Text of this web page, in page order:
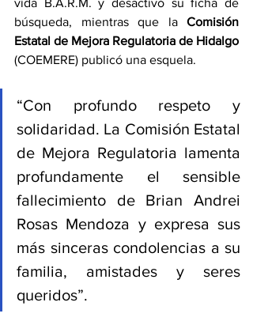
vida B.A.R.M. y desactivó su ficha de
búsqueda, mientras que la Comisión
Estatal de Mejora Regulatoria de Hidalgo
(COEMERE) publicó una esquela.
“Con profundo respeto y
solidaridad. La Comisión Estatal
de Mejora Regulatoria lamenta
profundamente el sensible
fallecimiento de Brian Andrei
Rosas Mendoza y expresa sus
más sinceras condolencias a su
familia, amistades y seres
queridos”.